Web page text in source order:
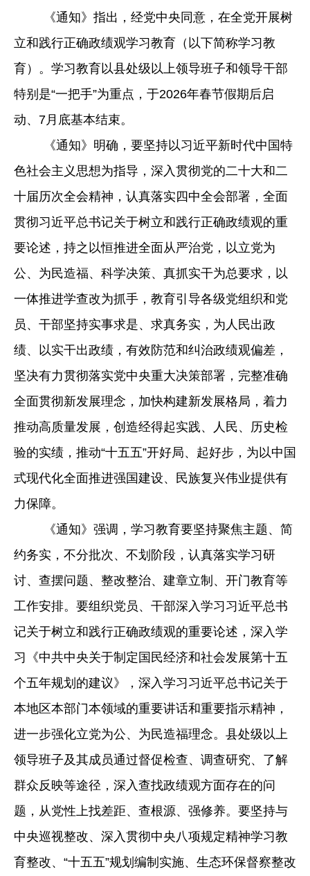
《通知》指出，经党中央同意，在全党开展树
立和践行正确政绩观学习教育（以下简称学习教
育）。学习教育以县处级以上领导班子和领导干部
特别是“一把手”为重点，于2026年春节假期后启
动、7月底基本结束。
《通知》明确，要坚持以习近平新时代中国特
色社会主义思想为指导，深入贯彻党的二十大和二
十届历次全会精神，认真落实四中全会部署，全面
贯彻习近平总书记关于树立和践行正确政绩观的重
要论述，持之以恒推进全面从严治党，以立党为
公、为民造福、科学决策、真抓实干为总要求，以
一体推进学查改为抓手，教育引导各级党组织和党
员、干部坚持实事求是、求真务实，为人民出政
绩、以实干出政绩，有效防范和纠治政绩观偏差，
坚决有力贯彻落实党中央重大决策部署，完整准确
全面贯彻新发展理念，加快构建新发展格局，着力
推动高质量发展，创造经得起实践、人民、历史检
验的实绩，推动“十五五”开好局、起好步，为以中国
式现代化全面推进强国建设、民族复兴伟业提供有
力保障。
《通知》强调，学习教育要坚持聚焦主题、简
约务实，不分批次、不划阶段，认真落实学习研
讨、查摆问题、整改整治、建章立制、开门教育等
工作安排。要组织党员、干部深入学习习近平总书
记关于树立和践行正确政绩观的重要论述，深入学
习《中共中央关于制定国民经济和社会发展第十五
个五年规划的建议》，深入学习习近平总书记关于
本地区本部门本领域的重要讲话和重要指示精神，
进一步强化立党为公、为民造福理念。县处级以上
领导班子及其成员通过督促检查、调查研究、了解
群众反映等途径，深入查找政绩观方面存在的问
题，从党性上找差距、查根源、强修养。要坚持与
中央巡视整改、深入贯彻中央八项规定精神学习教
育整改、 “十五五”规划编制实施、生态环保督察整改